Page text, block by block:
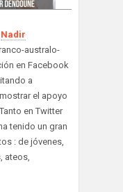
Nadir
australo-
en Facebook
a
el apoyo
en Twitter
tenido un gran
: de jóvenes,
ateos,